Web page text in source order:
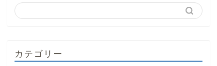
カテゴリー